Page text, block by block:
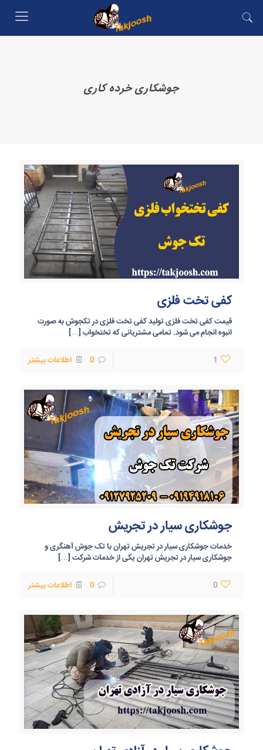
جوشکاری خرده کاری
کفی تخت فلزی
قیمت کفی تخت فلزی تولید کفی تخت فلزی در تکجوش به صورت
انبوه انجام می شود. تمامی مشتریانی که تختخواب […]
1
0 اطلاعات بیشتر
جوشکاری سیار در تجریش
خدمات جوشکاری سیار در تجریش تهران با تک جوش آهنگری و
جوشکاری سیار در تجریش تهران یکی از خدمات شرکت […]
0
0 اطلاعات بیشتر